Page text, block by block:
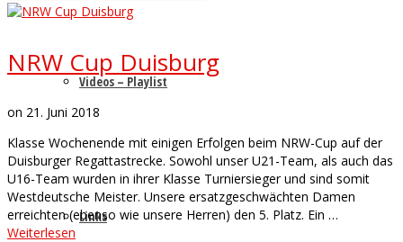
Videos – Playlist
Links
NRW Cup Duisburg
on 21. Juni 2018
Klasse Wochenende mit einigen Erfolgen beim NRW-Cup auf der
Duisburger Regattastrecke. Sowohl unser U21-Team, als auch das
U16-Team wurden in ihrer Klasse Turniersieger und sind somit
Westdeutsche Meister. Unsere ersatzgeschwächten Damen
erreichten (ebenso wie unsere Herren) den 5. Platz. Ein …
Weiterlesen